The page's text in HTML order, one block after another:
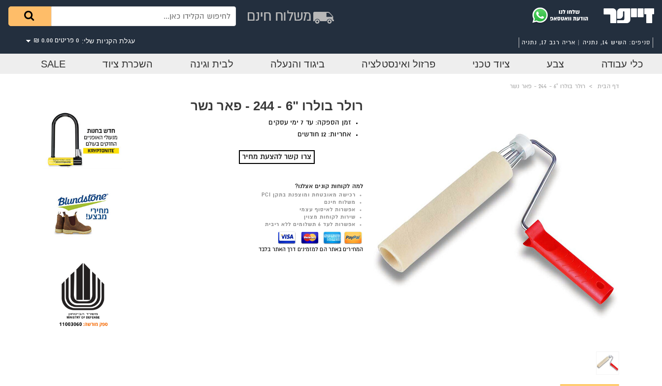
עגלת הקניות שלי: 0 פריטים 0.00 ₪ סניפים: השיש 14, נתניה | אריה רגב 17, נתניה
כלי עבודה צבע ציוד טכני פרזול ואינסטלציה ביגוד והנעלה לבית וגינה השכרת ציוד SALE
דף הבית > רולר בולרו "6 - 244 - פאר נשר
רולר בולרו "6 - 244 - פאר נשר
זמן הספקה: עד 7 ימי עסקים
אחריות: 12 חודשים
צרו קשר להצעת מחיר
למה לקוחות קונים אצלנו?
רכישה מאובטחת ומוצפנת בתקן PCI
משלוח חינם
אפשרות לאיסוף עצמי
שירות לקוחות מצוין
אפשרות לעד 6 תשלומים ללא ריבית
המחירים באתר הם למזמינים דרך האתר בלבד